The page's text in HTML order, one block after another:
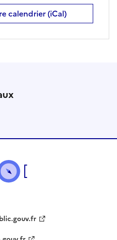
calendrier (iCal)